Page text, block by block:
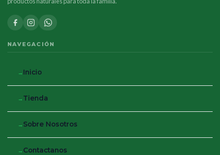
NAVEGACIÓN
Inicio
Tienda
Sobre Nosotros
Contactanos